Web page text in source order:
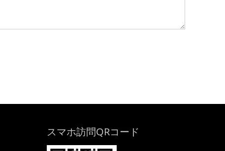
スマホ訪問QRコード